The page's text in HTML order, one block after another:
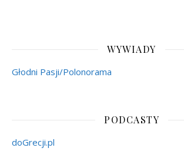
WYWIADY
Głodni Pasji/Polonorama
PODCASTY
doGrecji.pl